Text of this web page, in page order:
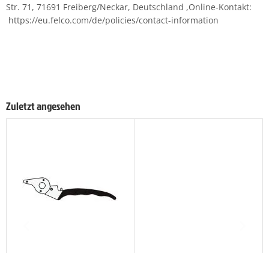
Str. 71, 71691 Freiberg/Neckar, Deutschland ,Online-Kontakt:
https://eu.felco.com/de/policies/contact-information
Zuletzt angesehen